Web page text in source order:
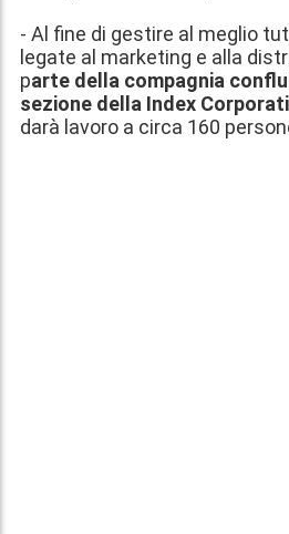
- Al fine di gestire al meglio
legate al marketing e alla
parte della compagnia
sezione della Index
darà lavoro a circa 160